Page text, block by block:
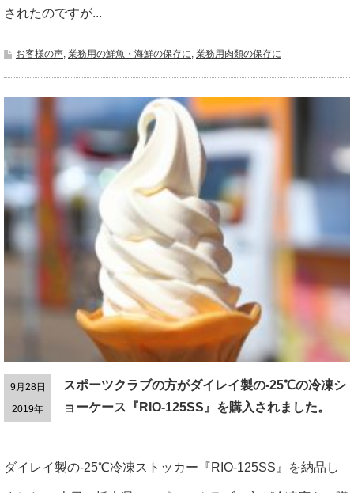
されたのですが...
お客様の声, 業務用の鮮魚・海鮮の保存に, 業務用肉類の保存に
9月28日
2019年
スポーツクラブの方がダイレイ製の-25℃の冷凍シ
ョーケース『RIO-125SS』を購入されました。
ダイレイ製の-25℃冷凍ストッカー『RIO-125SS』を納品し